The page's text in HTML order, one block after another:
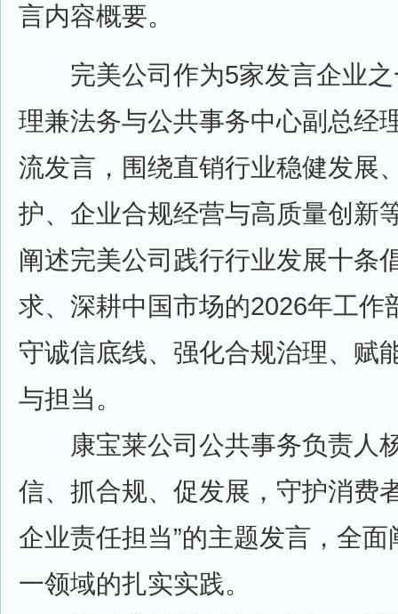
言内容概要。
完美公司作为5家发言企业之
理兼法务与公共事务中心副总经
流发言，围绕直销行业稳健发展
护、企业合规经营与高质量创新
阐述完美公司践行行业发展十条
求、深耕中国市场的2026年工作
守诚信底线、强化合规治理、赋
与担当。
康宝莱公司公共事务负责人
信、抓合规、促发展，守护消费
企业责任担当”的主题发言，全
一领域的扎实实践。